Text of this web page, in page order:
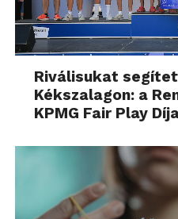
Riválisukat
Kékszalagon: a
KPMG Fair Play